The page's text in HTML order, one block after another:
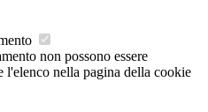
non possono essere
l'elenco nella pagina della cookie